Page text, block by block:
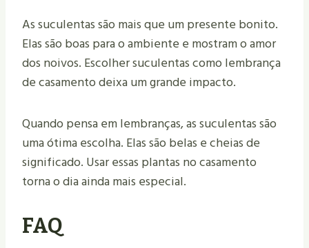
As suculentas são mais que um presente bonito.
Elas são boas para o ambiente e mostram o amor
dos noivos. Escolher suculentas como lembrança
de casamento deixa um grande impacto.
Quando pensa em lembranças, as suculentas são
uma ótima escolha. Elas são belas e cheias de
significado. Usar essas plantas no casamento
torna o dia ainda mais especial.
FAQ